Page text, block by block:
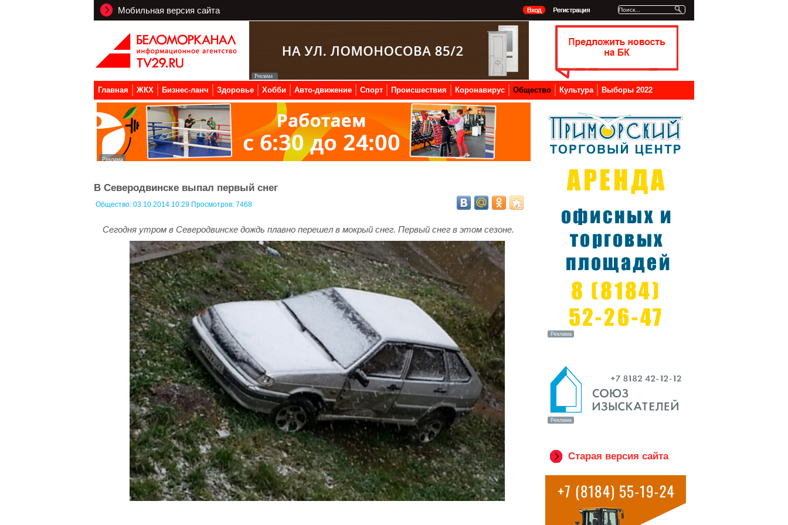
Мобильная версия сайта
Главная ЖКХ Бизнес-ланч Здоровье Хобби Авто-движение Спорт Происшествия Коронавирус Общество Культура Выборы 2022
В Северодвинске выпал первый снег
Общество: 03.10.2014 10:29 Просмотров: 7468
Сегодня утром в Северодвинске дождь плавно перешел в мокрый снег. Первый снег в этом сезоне.
Старая версия сайта